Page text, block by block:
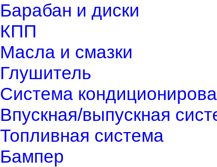
Барабан и диски
КПП
Масла и смазки
Глушитель
Система
Впускная/выпускная
Топливная система
Бампер